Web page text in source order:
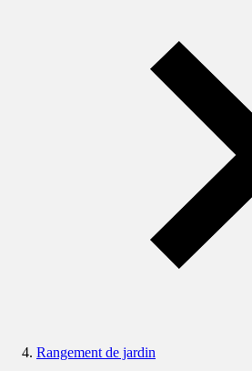
Rangement de jardin